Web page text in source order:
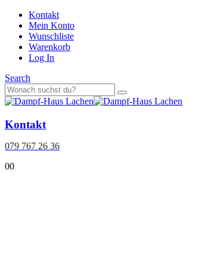
Kontakt
Mein Konto
Wunschliste
Warenkorb
Log In
Search
Kontakt
079 767 26 36
00